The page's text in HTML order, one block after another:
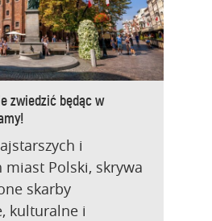
zwiedzić będąc w
i
miast Polski, skrywa
skarby
kulturalne i